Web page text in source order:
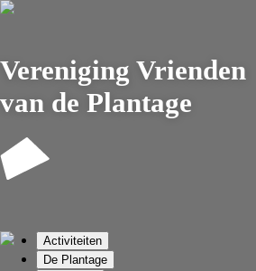
Vereniging Vrienden
van de Plantage
Activiteiten
De Plantage